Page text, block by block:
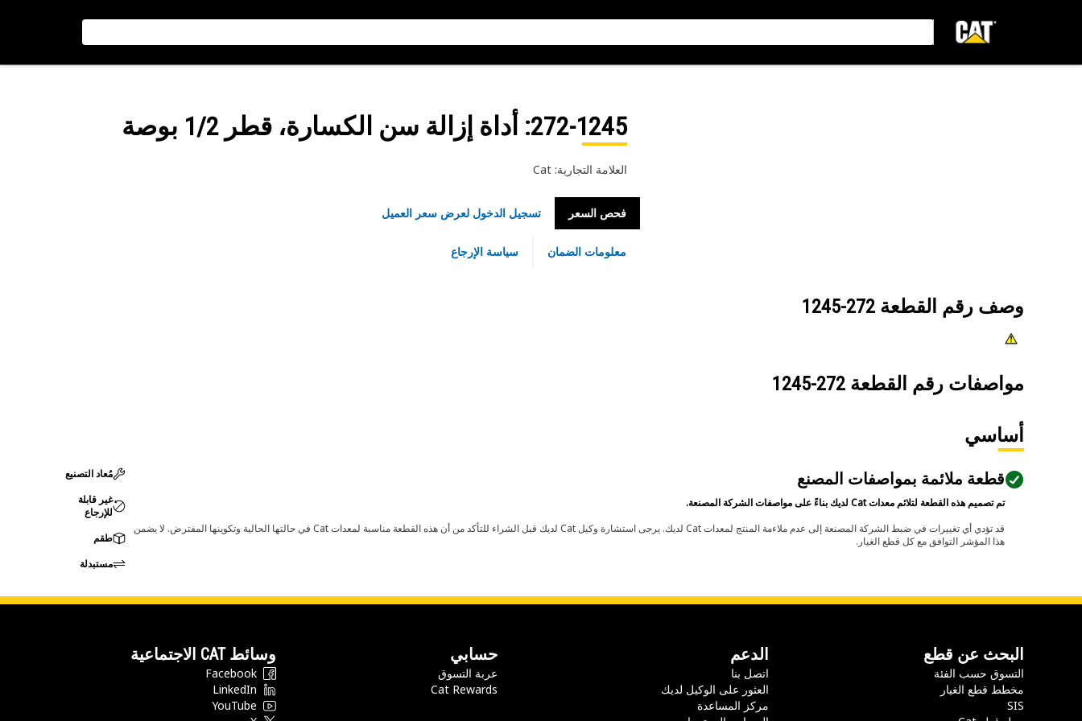
272-1245: أداة إزالة سن الكسارة، قطر 1/2 بوصة
العلامة التجارية: Cat
فحص السعر تسجيل الدخول لعرض سعر العميل
معلومات الضمان سياسة الإرجاع
وصف رقم القطعة 272-1245
مواصفات رقم القطعة 272-1245
أساسي
قطعة ملائمة بمواصفات المصنع
تم تصميم هذه القطعة لتلائم معدات Cat لديك بناءً على مواصفات الشركة المصنعة.
قد تؤدي أي تغييرات في ضبط الشركة المصنعة إلى عدم ملاءمة المنتج لمعدات Cat لديك. يرجى استشارة وكيل Cat لديك قبل الشراء للتأكد من أن هذه القطعة مناسبة لمعدات Cat في حالتها الحالية وتكوينها المفترض. لا يضمن
هذا المؤشر التوافق مع كل قطع الغيار.
مُعاد التصنيع
غير قابلة
للإرجاع
طقم
مستبدلة
البحث عن قطع
التسوق حسب الفئة
مخطط قطع الغيار
SIS
الدعم
اتصل بنا
العثور على الوكيل لديك
مركز المساعدة
حسابي
عربة التسوق
Cat Rewards
وسائط CAT الاجتماعية
Facebook
LinkedIn
YouTube